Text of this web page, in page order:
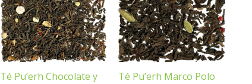
Té Pu’erh Chocolate y
Té Pu’erh Marco Polo